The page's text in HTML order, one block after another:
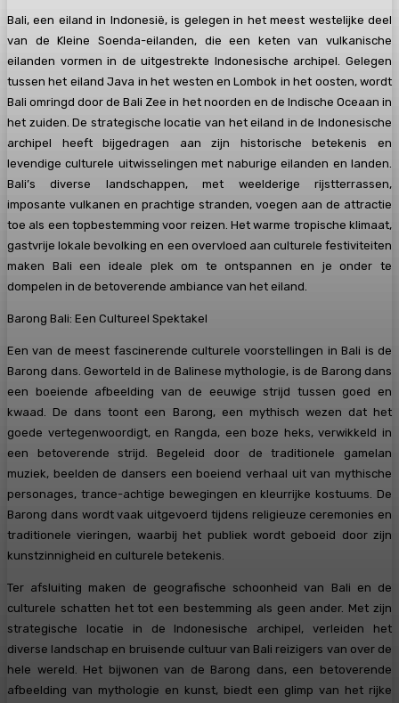
Bali, een eiland in Indonesië, is gelegen in het meest westelijke deel
van de Kleine Soenda-eilanden, die een keten van vulkanische
eilanden vormen in de uitgestrekte Indonesische archipel. Gelegen
tussen het eiland Java in het westen en Lombok in het oosten, wordt
Bali omringd door de Bali Zee in het noorden en de Indische Oceaan in
het zuiden. De strategische locatie van het eiland in de Indonesische
archipel heeft bijgedragen aan zijn historische betekenis en
levendige culturele uitwisselingen met naburige eilanden en landen.
Bali’s diverse landschappen, met weelderige rijstterrassen,
imposante vulkanen en prachtige stranden, voegen aan de attractie
toe als een topbestemming voor reizen. Het warme tropische klimaat,
gastvrije lokale bevolking en een overvloed aan culturele festiviteiten
maken Bali een ideale plek om te ontspannen en je onder te
dompelen in de betoverende ambiance van het eiland.
Barong Bali: Een Cultureel Spektakel
Een van de meest fascinerende culturele voorstellingen in Bali is de
Barong dans. Geworteld in de Balinese mythologie, is de Barong dans
een boeiende afbeelding van de eeuwige strijd tussen goed en
kwaad. De dans toont een Barong, een mythisch wezen dat het
goede vertegenwoordigt, en Rangda, een boze heks, verwikkeld in
een betoverende strijd. Begeleid door de traditionele gamelan
muziek, beelden de dansers een boeiend verhaal uit van mythische
personages, trance-achtige bewegingen en kleurrijke kostuums. De
Barong dans wordt vaak uitgevoerd tijdens religieuze ceremonies en
traditionele vieringen, waarbij het publiek wordt geboeid door zijn
kunstzinnigheid en culturele betekenis.
Ter afsluiting maken de geografische schoonheid van Bali en de
culturele schatten het tot een bestemming als geen ander. Met zijn
strategische locatie in de Indonesische archipel, verleiden het
diverse landschap en bruisende cultuur van Bali reizigers van over de
hele wereld. Het bijwonen van de Barong dans, een betoverende
afbeelding van mythologie en kunst, biedt een glimp van het rijke